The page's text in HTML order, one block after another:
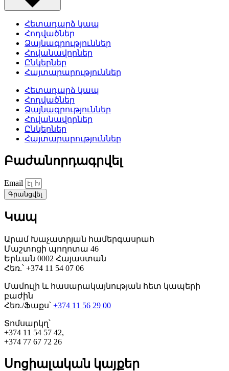
Հետադարձ կապ
Հոդվածներ
Ձայնագրություններ
Հովանավորներ
Ընկերներ
Հայտարարություններ
Հետադարձ կապ
Հոդվածներ
Ձայնագրություններ
Հովանավորներ
Ընկերներ
Հայտարարություններ
Բաժանորդագրվել
Email
Գրանցվել
Կապ
Արամ Խաչատրյան համերգասրահ
Մաշտոցի պողոտա 46
Երևան 0002 Հայաստան
Հեռ.՝ +374 11 54 07 06
Մամուլի և հասարակայնության հետ կապերի
բաժին
Հեռ./Ֆաքս՝ +374 11 56 29 00
Տոմսարկղ՝
+374 11 54 57 42,
+374 77 67 72 26
Սոցիալական կայքեր